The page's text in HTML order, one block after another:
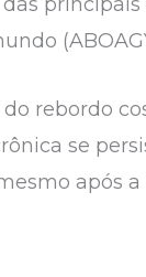
rebordo
se
após